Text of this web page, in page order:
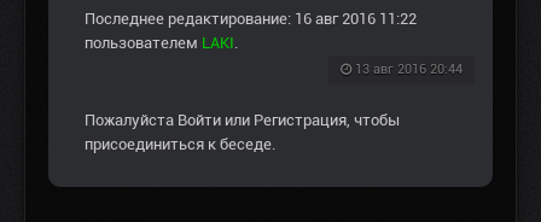
Последнее редактирование: 16 авг 2016 11:22
пользователем LAKI.
13 авг 2016 20:44
Пожалуйста Войти или Регистрация, чтобы
присоединиться к беседе.